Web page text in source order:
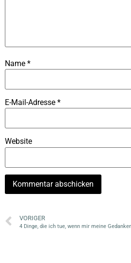
Name *
E-Mail-Adresse *
Website
VORIGER
4 Dinge, die ich tue, wenn mir meine